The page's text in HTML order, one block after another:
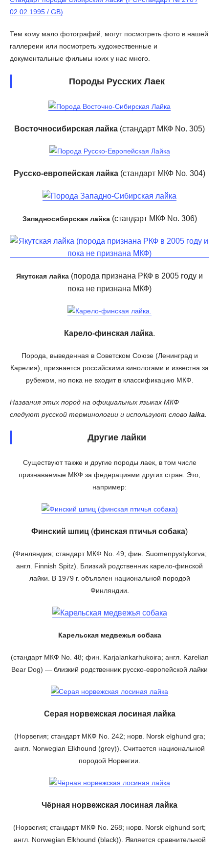
02.02.1995 / GB)
Тем кому мало фотографий, могут посмотреть фото в нашей
галлереии или посмотреть художественные и
документальные фильмы коих у нас много.
Породы Русских Лаек
Восточносибирская лайка (стандарт МКФ No. 305)
Русско-европейская лайка (стандарт МКФ No. 304)
Западносибирская лайка (стандарт МКФ No. 306)
Якутская лайка (порода признана РКФ в 2005 году и
пока не признана МКФ)
Карело-финская лайка.
Порода, выведенная в Советском Союзе (Ленинград и
Карелия), признается российскими кинологами и известна за
рубежом, но пока не входит в классификацию МКФ.
Названия этих пород на официальных языках МКФ
следуют русской терминологии и используют слово laika
Другие лайки
Существуют также и другие породы лаек, в том числе
признаваемые МКФ за федерациями других стран. Это,
например:
Финский шпиц (финская птичья собака)
(Финляндия; стандарт МКФ No. 49; фин. Suomenpystykorva;
англ. Finnish Spitz). Близкий родственник карело-финской
лайки. В 1979 г. объявлен национальной породой
Финляндии.
Карельская медвежья собака
(стандарт МКФ No. 48; фин. Karjalankarhukoira; англ. Karelian
Bear Dog) — близкий родственник русско-европейской лайки
Серая норвежская лосиная лайка
(Норвегия; стандарт МКФ No. 242; норв. Norsk elghund gra;
англ. Norwegian Elkhound (grey)). Считается национальной
породой Норвегии.
Чёрная норвежская лосиная лайка
(Норвегия; стандарт МКФ No. 268; норв. Norsk elghund sort;
англ. Norwegian Elkhound (black)). Является сравнительной